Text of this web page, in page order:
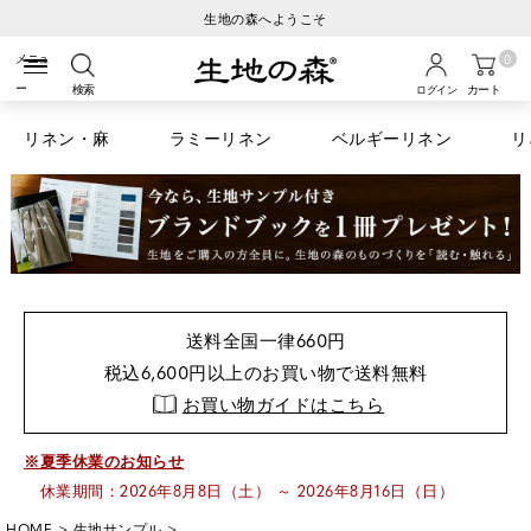
生地の森へようこそ
検索 ログイン カート
0
リネン・麻 ラミーリネン ベルギーリネン
送料全国一律660円
税込6,600円以上のお買い物で送料無料
お買い物ガイドはこちら
※夏季休業のお知らせ
休業期間：2026年8月8日（土） ～ 2026年8月16日（日）